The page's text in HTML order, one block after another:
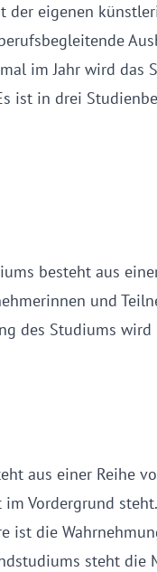
der eigenen
im Jahr wird das
ist in drei
besteht aus
und
des Studiums
aus einer Reihe
im Vordergrund
ist die
steht die